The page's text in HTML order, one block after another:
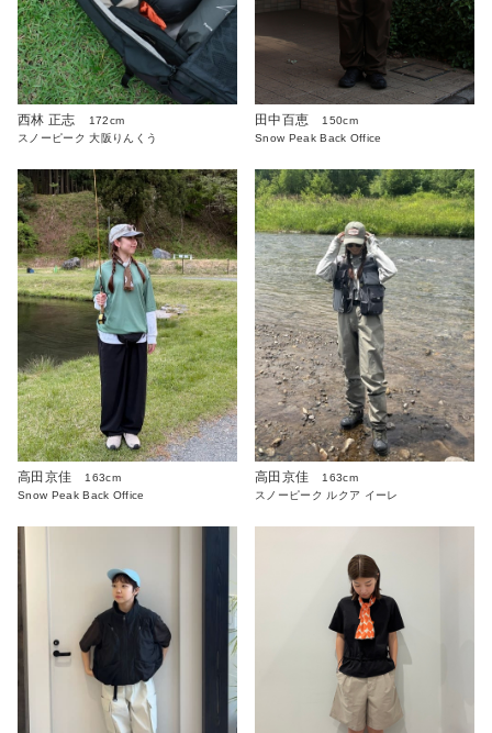
西林 正志
172cm
スノーピーク 大阪りんくう
田中百恵
150cm
Snow Peak Back Office
高田京佳
163cm
Snow Peak Back Office
高田京佳
163cm
スノーピーク ルクア イーレ